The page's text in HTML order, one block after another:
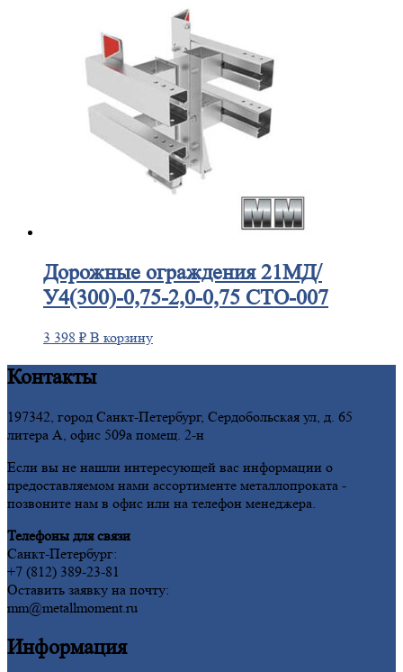
Дорожные ограждения 21МД/
У4(300)-0,75-2,0-0,75 СТО-007
3 398 ₽ В корзину
Контакты
197342, город Санкт-Петербург, Сердобольская ул, д. 65
литера А, офис 509а помещ. 2-н
Если вы не нашли интересующей вас информации о
предоставляемом нами ассортименте металлопроката -
позвоните нам в офис или на телефон менеджера.
Телефоны для связи
Санкт-Петербург:
+7 (812) 389-23-81
Оставить заявку на почту:
mm@metallmoment.ru
Информация